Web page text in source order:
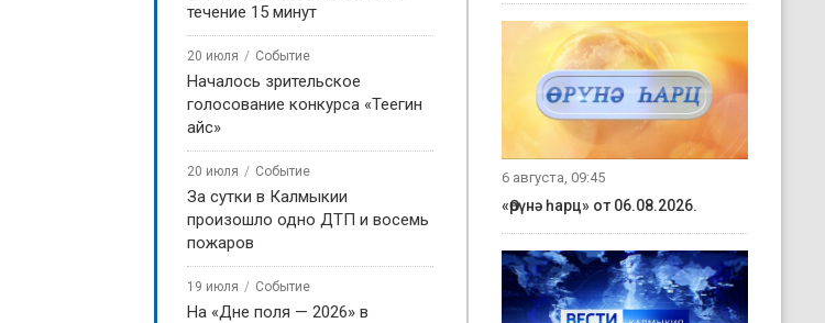
течение 15 минут
20 июля Событие
Началось зрительское
голосование конкурса «Теегин
айс»
20 июля Событие
За сутки в Калмыкии
произошло одно ДТП и восемь
пожаров
19 июля Событие
На «Дне поля — 2026» в
6 августа, 09:45
«Өрүнә һарц» от 06.08.2026.